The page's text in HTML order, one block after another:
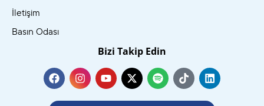
İletişim
Basın Odası
Bizi Takip Edin